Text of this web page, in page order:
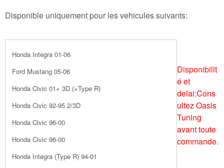
Disponible uniquement pour les vehicules suivants:
Honda Integra 01-06
Ford Mustang 05-06
Honda Civic 01+ 3D (+Type R)
Honda Civic 92-95 2/3D
Honda Civic 96-00
Honda Civic 96-00
Honda Integra (Type R) 94-01
Disponibilit
é et
delai:Cons
ultez Oasis
Tuning
avant toute
commande.